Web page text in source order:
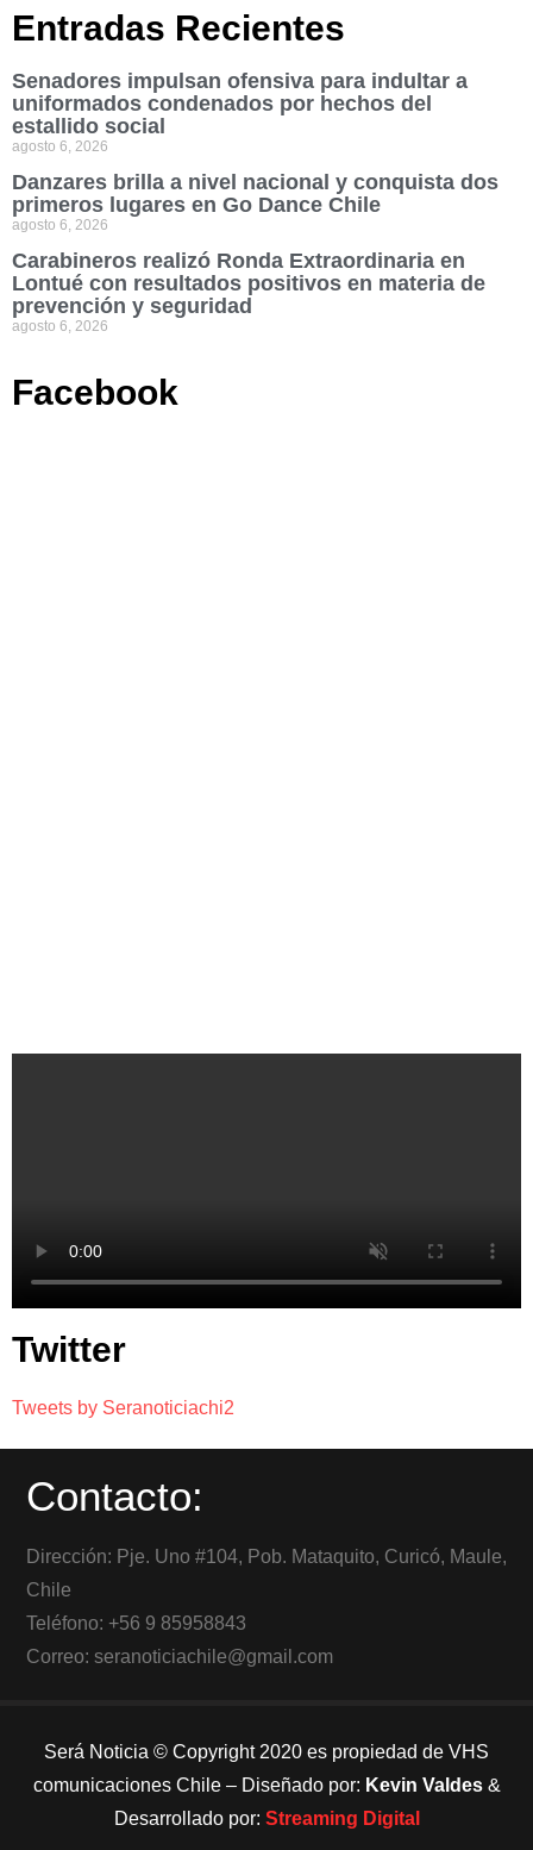
Entradas Recientes
Senadores impulsan ofensiva para indultar a
uniformados condenados por hechos del
estallido social
agosto 6, 2026
Danzares brilla a nivel nacional y conquista dos
primeros lugares en Go Dance Chile
agosto 6, 2026
Carabineros realizó Ronda Extraordinaria en
Lontué con resultados positivos en materia de
prevención y seguridad
agosto 6, 2026
Facebook
Twitter
Tweets by Seranoticiachi2
Contacto:
Dirección: Pje. Uno #104, Pob. Mataquito, Curicó, Maule,
Chile
Teléfono: +56 9 85958843
Correo: seranoticiachile@gmail.com
Será Noticia © Copyright 2020 es propiedad de VHS
comunicaciones Chile – Diseñado por: Kevin Valdes&
Desarrollado por: Streaming Digital